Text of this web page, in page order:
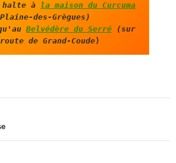
halte à la maison du Curcuma
des-Grègues)
Belvédère du Serré (sur
de Grand-Coude)